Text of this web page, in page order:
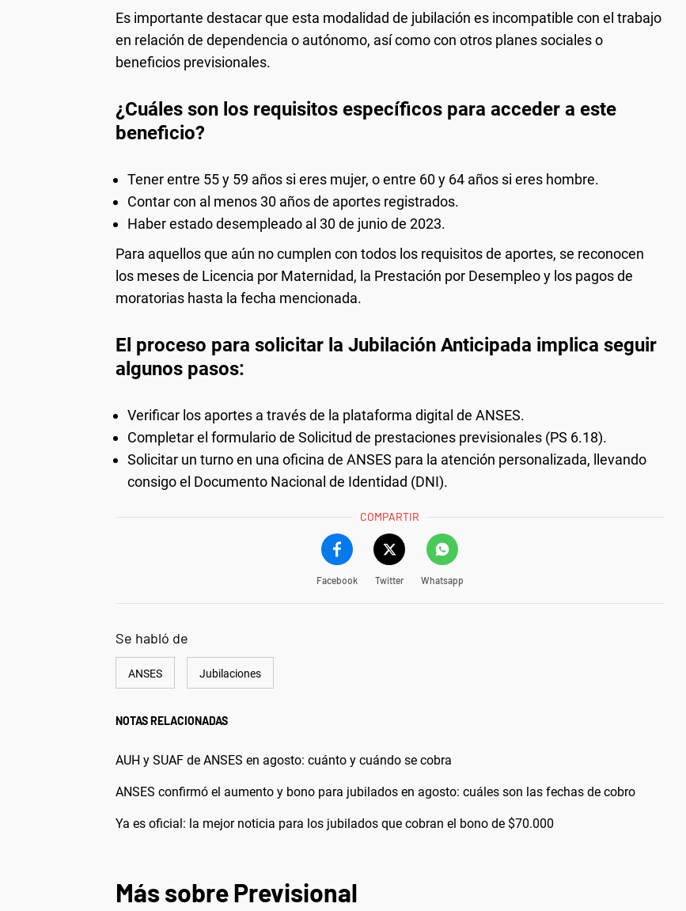
Es importante destacar que esta modalidad de jubilación es incompatible con el trabajo
en relación de dependencia o autónomo, así como con otros planes sociales o
beneficios previsionales.
¿Cuáles son los requisitos específicos para acceder a este
beneficio?
Tener entre 55 y 59 años si eres mujer, o entre 60 y 64 años si eres hombre.
Contar con al menos 30 años de aportes registrados.
Haber estado desempleado al 30 de junio de 2023.
Para aquellos que aún no cumplen con todos los requisitos de aportes, se reconocen
los meses de Licencia por Maternidad, la Prestación por Desempleo y los pagos de
moratorias hasta la fecha mencionada.
El proceso para solicitar la Jubilación Anticipada implica seguir
algunos pasos:
Verificar los aportes a través de la plataforma digital de ANSES.
Completar el formulario de Solicitud de prestaciones previsionales (PS 6.18).
Solicitar un turno en una oficina de ANSES para la atención personalizada, llevando
consigo el Documento Nacional de Identidad (DNI).
COMPARTIR
Facebook Twitter Whatsapp
Se habló de
ANSES Jubilaciones
NOTAS RELACIONADAS
AUH y SUAF de ANSES en agosto: cuánto y cuándo se cobra
ANSES confirmó el aumento y bono para jubilados en agosto: cuáles son las fechas de cobro
Ya es oficial: la mejor noticia para los jubilados que cobran el bono de $70.000
Más sobre Previsional